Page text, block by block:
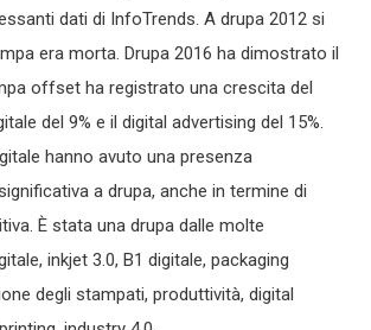
dati di InfoTrends. A drupa 2012 si
era morta. Drupa 2016 ha dimostrato il
offset ha registrato una crescita del
del 9% e il digital advertising del 15%.
hanno avuto una presenza
a drupa, anche in termine di
È stata una drupa dalle molte
inkjet 3.0, B1 digitale, packaging
degli stampati, produttività, digital